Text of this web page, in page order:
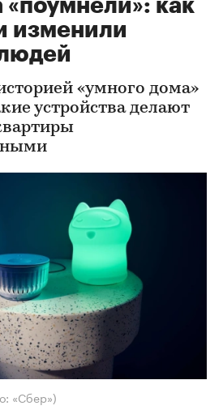
«поумнели»: как
изменили
«умного дома»
устройства делают
«Сбер»)